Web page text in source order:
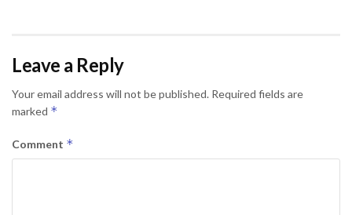
Leave a Reply
Your email address will not be published. Required fields are
marked *
Comment *